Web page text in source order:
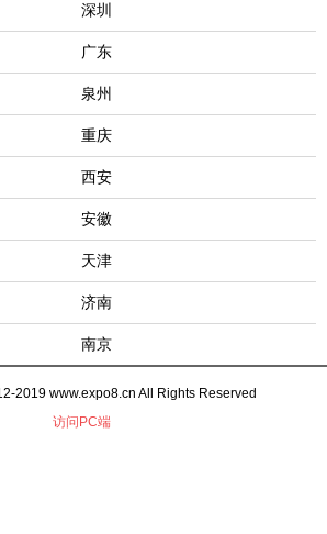
深圳
广东
泉州
重庆
西安
安徽
天津
济南
南京
2019 www.expo8.cn All Rights Reserved
访问PC端